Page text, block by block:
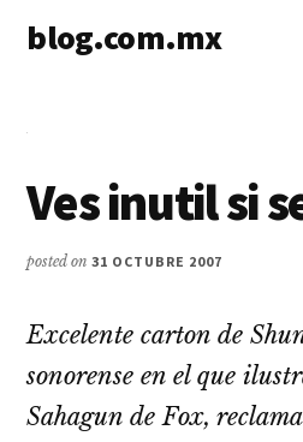
blog.com.mx
blogs
Ves inutil si
posted on31 OCTUBRE 2007
Excelente carton de
sonorense en el que
Sahagun de Fox,